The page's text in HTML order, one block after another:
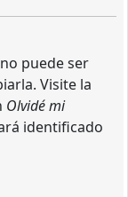
puede ser
Visite la
Olvidé mi
identificado